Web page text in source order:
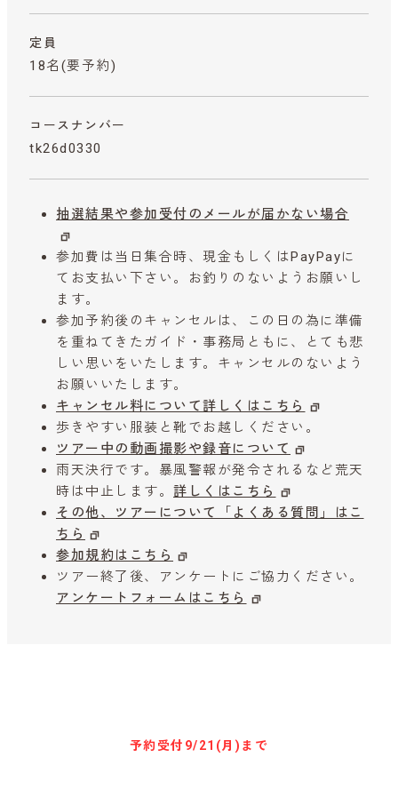
定員
18名(要予約)
コースナンバー
tk26d0330
抽選結果や参加受付のメールが届かない場合
参加費は当日集合時、現金もしくはPayPayに
てお支払い下さい。お釣りのないようお願いし
ます。
参加予約後のキャンセルは、この日の為に準備
を重ねてきたガイド・事務局ともに、とても悲
しい思いをいたします。キャンセルのないよう
お願いいたします。
キャンセル料について詳しくはこちら
歩きやすい服装と靴でお越しください。
ツアー中の動画撮影や録音について
雨天決行です。暴風警報が発令されるなど荒天
時は中止します。 詳しくはこちら
その他、ツアーについて「よくある質問」はこ
ちら
参加規約はこちら
ツアー終了後、アンケートにご協力ください。
アンケートフォームはこちら
予約受付 9/21(月)まで